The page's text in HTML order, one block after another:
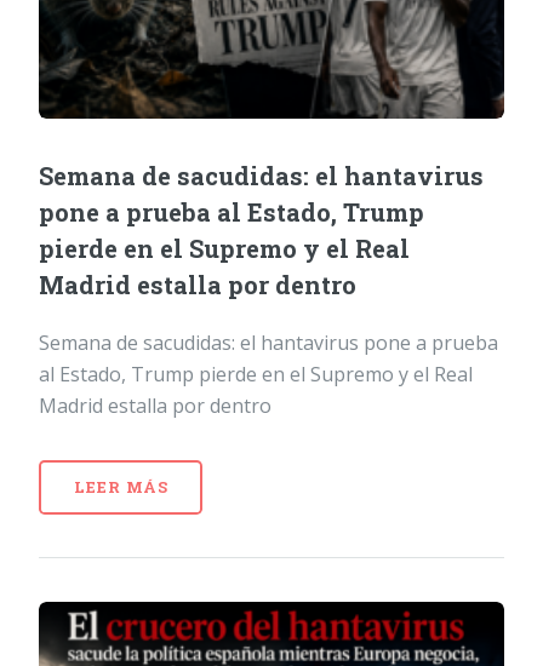
Semana de sacudidas: el hantavirus
pone a prueba al Estado, Trump
pierde en el Supremo y el Real
Madrid estalla por dentro
Semana de sacudidas: el hantavirus pone a prueba
al Estado, Trump pierde en el Supremo y el Real
Madrid estalla por dentro
LEER MÁS